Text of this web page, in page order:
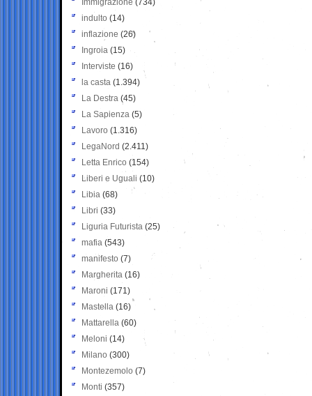
Immigrazione (734)
indulto (14)
inflazione (26)
Ingroia (15)
Interviste (16)
la casta (1.394)
La Destra (45)
La Sapienza (5)
Lavoro (1.316)
LegaNord (2.411)
Letta Enrico (154)
Liberi e Uguali (10)
Libia (68)
Libri (33)
Liguria Futurista (25)
mafia (543)
manifesto (7)
Margherita (16)
Maroni (171)
Mastella (16)
Mattarella (60)
Meloni (14)
Milano (300)
Montezemolo (7)
Monti (357)